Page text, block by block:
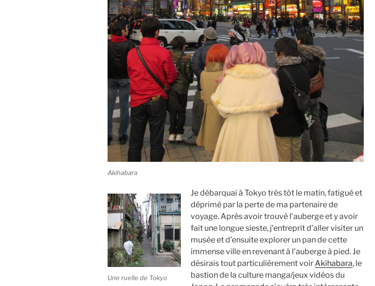
Akihabara
Une ruelle de Tokyo
Je débarquai à Tokyo très tôt le matin, fatigué et
déprimé par la perte de ma partenaire de
voyage. Après avoir trouvé l’auberge et y avoir
fait une longue sieste, j’entreprit d’aller visiter un
musée et d’ensuite explorer un pan de cette
immense ville en revenant à l’auberge à pied. Je
désirais tout particulièrement voirAkihabara, le
bastion de la culture manga/jeux vidéos du